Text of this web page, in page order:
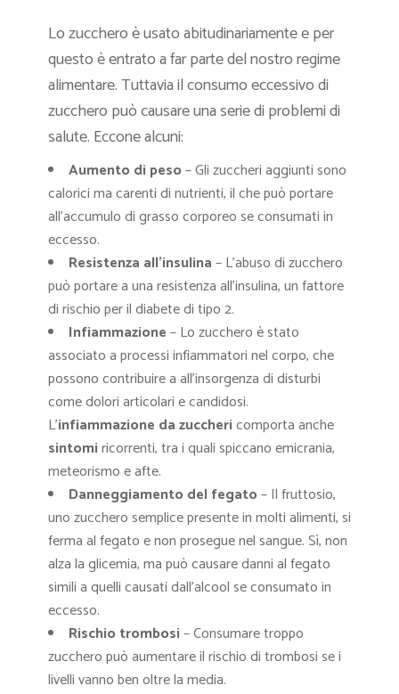
Lo zucchero è usato abitudinariamente e per
questo è entrato a far parte del nostro regime
alimentare. Tuttavia il consumo eccessivo di
zucchero può causare una serie di problemi di
salute. Eccone alcuni:
Aumento di peso– Gli zuccheri aggiunti sono
calorici ma carenti di nutrienti, il che può portare
all’accumulo di grasso corporeo se consumati in
eccesso.
Resistenza all’insulina– L’abuso di zucchero
può portare a una resistenza all’insulina, un fattore
di rischio per il diabete di tipo 2.
Infiammazione– Lo zucchero è stato
associato a processi infiammatori nel corpo, che
possono contribuire a all’insorgenza di disturbi
come dolori articolari e candidosi.
L’infiammazione da zucchericomporta anche
sintomiricorrenti, tra i quali spiccano emicrania,
meteorismo e afte.
Danneggiamento del fegato– Il fruttosio,
uno zucchero semplice presente in molti alimenti, si
ferma al fegato e non prosegue nel sangue. Sì, non
alza la glicemia, ma può causare danni al fegato
simili a quelli causati dall’alcool se consumato in
eccesso.
Rischio trombosi– Consumare troppo
zucchero può aumentare il rischio di trombosi se i
livelli vanno ben oltre la media.